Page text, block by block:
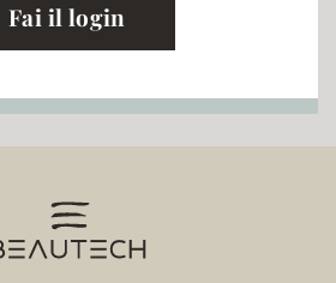
Fai il login